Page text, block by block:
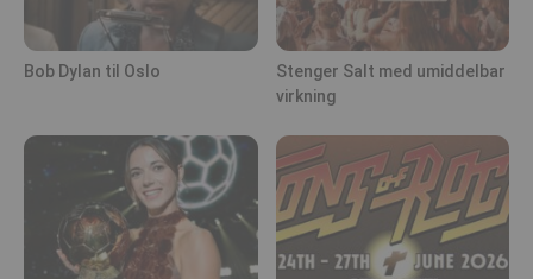
Bob Dylan til Oslo
Stenger Salt med umiddelbar
virkning